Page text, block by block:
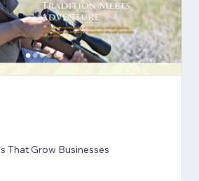
That Grow Businesses